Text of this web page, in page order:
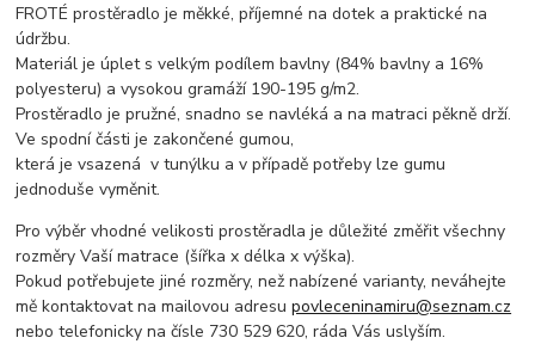
FROTÉ prostěradlo je měkké, příjemné na dotek a praktické na
údržbu.
Materiál je úplet s velkým podílem bavlny (84% bavlny a 16%
polyesteru) a vysokou gramáží 190-195 g/m2.
Prostěradlo je pružné, snadno se navléká a na matraci pěkně drží.
Ve spodní části je zakončené gumou,
která je vsazená v tunýlku a v případě potřeby lze gumu
jednoduše vyměnit.
Pro výběr vhodné velikosti prostěradla je důležité změřit všechny
rozměry Vaší matrace (šířka x délka x výška).
Pokud potřebujete jiné rozměry, než nabízené varianty, neváhejte
mě kontaktovat na mailovou adresupovleceninamiru@seznam.cz
nebo telefonicky na čísle 730 529 620, ráda Vás uslyším.